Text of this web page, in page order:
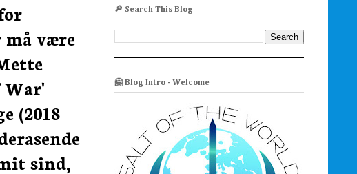
må være
War'
(2018
sind,
🔎 Search This Blog
🤗 Blog Intro - Welcome